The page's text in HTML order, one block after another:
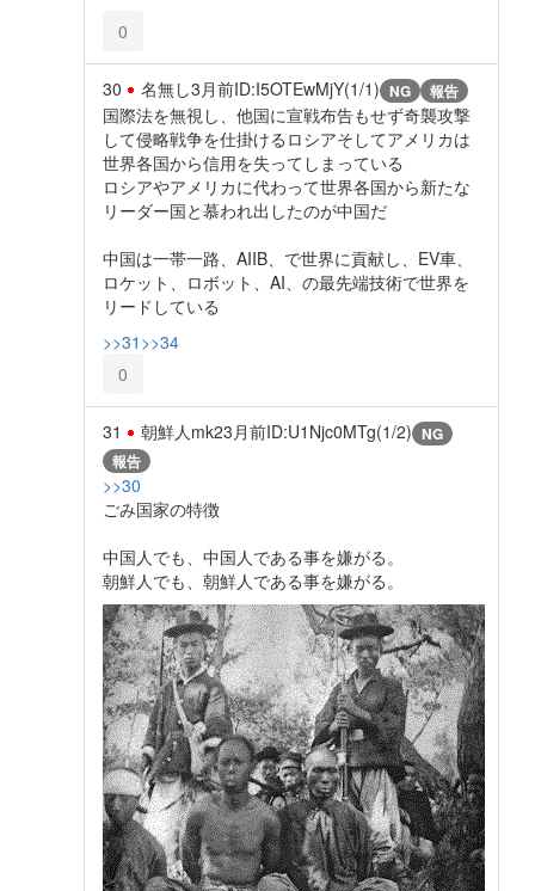
0
30 名無し3月前ID:I5OTEwMjY(1/1) NG 報告
国際法を無視し、他国に宣戦布告もせず奇襲攻撃
して侵略戦争を仕掛けるロシアそしてアメリカは
世界各国から信用を失ってしまっている
ロシアやアメリカに代わって世界各国から新たな
リーダー国と慕われ出したのが中国だ
中国は一帯一路、AIIB、で世界に貢献し、EV車、
ロケット、ロボット、AI、の最先端技術で世界を
リードしている
>>31 >>34
0
31 朝鮮人mk23月前ID:U1Njc0MTg(1/2) NG
報告
>>30
ごみ国家の特徴
中国人でも、中国人である事を嫌がる。
朝鮮人でも、朝鮮人である事を嫌がる。